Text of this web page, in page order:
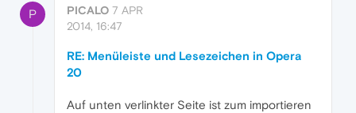
P PICALO 7 APR
2014, 16:47
RE: Menüleiste und Lesezeichen in Opera
20
Auf unten verlinkter Seite ist zum importieren